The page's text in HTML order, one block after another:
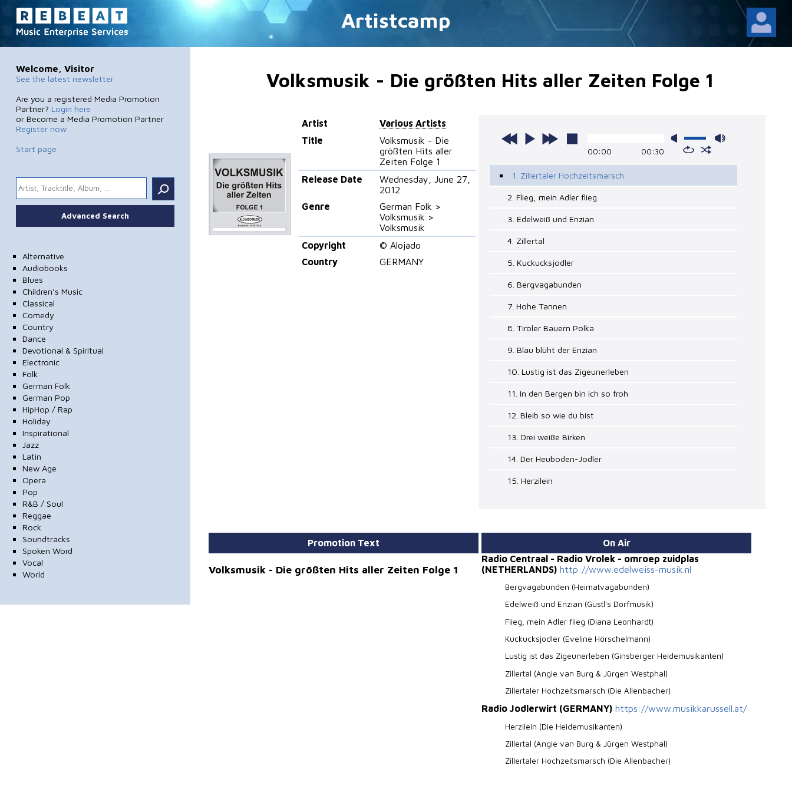
Artistcamp
Welcome, Visitor
See the latest newsletter
Are you a registered Media Promotion
Partner? Login here
or Become a Media Promotion Partner
Register now
Start page
.
Advanced Search
Alternative
Audiobooks
Blues
Children's Music
Classical
Comedy
Country
Dance
Devotional & Spiritual
Electronic
Folk
German Folk
German Pop
HipHop / Rap
Holiday
Inspirational
Jazz
Latin
New Age
Opera
Pop
R&B / Soul
Reggae
Rock
Soundtracks
Spoken Word
Vocal
World
Volksmusik - Die größten Hits aller Zeiten Folge 1
Artist
Various Artists
Title
Volksmusik - Die
größten Hits aller
Zeiten Folge 1
Release Date
Wednesday, June 27,
2012
Genre
German Folk >
Volksmusik >
Volksmusik
Copyright
© Alojado
Country
GERMANY
00:00 00:30
1. Zillertaler Hochzeitsmarsch
2. Flieg, mein Adler flieg
3. Edelweiß und Enzian
4. Zillertal
5. Kuckucksjodler
6. Bergvagabunden
7. Hohe Tannen
8. Tiroler Bauern Polka
9. Blau blüht der Enzian
10. Lustig ist das Zigeunerleben
11. In den Bergen bin ich so froh
12. Bleib so wie du bist
13. Drei weiße Birken
14. Der Heuboden-Jodler
15. Herzilein
Promotion Text
Volksmusik - Die größten Hits aller Zeiten Folge 1
On Air
Radio Centraal - Radio Vrolek - omroep zuidplas
(NETHERLANDS) http://www.edelweiss-musik.nl
Bergvagabunden (Heimatvagabunden)
Edelweiß und Enzian (Gustl's Dorfmusik)
Flieg, mein Adler flieg (Diana Leonhardt)
Kuckucksjodler (Eveline Hörschelmann)
Lustig ist das Zigeunerleben (Ginsberger Heidemusikanten)
Zillertal (Angie van Burg & Jürgen Westphal)
Zillertaler Hochzeitsmarsch (Die Allenbacher)
Radio Jodlerwirt (GERMANY) https://www.musikkarussell.at/
Herzilein (Die Heidemusikanten)
Zillertal (Angie van Burg & Jürgen Westphal)
Zillertaler Hochzeitsmarsch (Die Allenbacher)